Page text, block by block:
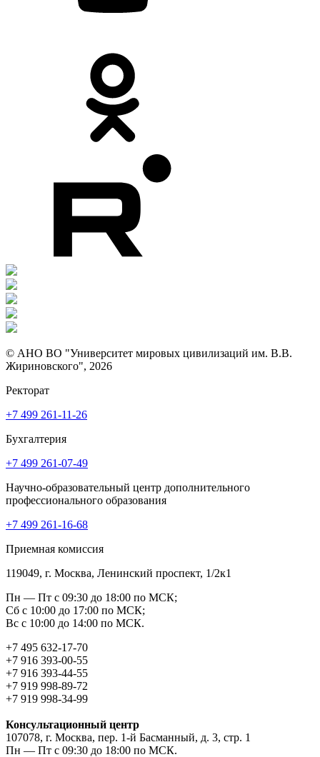
© АНО ВО "Университет мировых цивилизаций им. В.В.
Жириновского", 2026
Ректорат
+7 499 261-11-26
Бухгалтерия
+7 499 261-07-49
Научно-образовательный центр дополнительного
профессионального образования
+7 499 261-16-68
Приемная комиссия
119049, г. Москва, Ленинский проспект, 1/2к1
Пн — Пт с 09:30 до 18:00 по МСК;
Сб с 10:00 до 17:00 по МСК;
Вс с 10:00 до 14:00 по МСК.
+7 495 632-17-70
+7 916 393-00-55
+7 916 393-44-55
+7 919 998-89-72
+7 919 998-34-99
Консультационный центр
107078, г. Москва, пер. 1-й Басманный, д. 3, стр. 1
Пн — Пт с 09:30 до 18:00 по МСК.